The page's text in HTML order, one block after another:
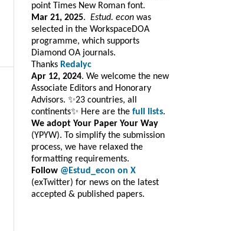
point Times New Roman font.
Mar 21, 2025. Estud. econ was
selected in the WorkspaceDOA
programme, which supports
Diamond OA journals.
Thanks Redalyc
Apr 12, 2024. We welcome the new
Associate Editors and Honorary
Advisors. ✨23 countries, all
continents✨ Here are the full lists.
We adopt Your Paper Your Way
(YPYW). To simplify the submission
process, we have relaxed the
formatting requirements.
Follow @Estud_econ on X
(exTwitter) for news on the latest
accepted & published papers.